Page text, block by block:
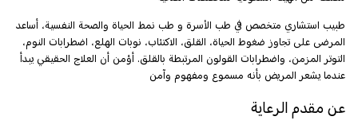
‎طبيب استشاري متخصص في طب الأسرة و طب نمط الحياة والصحة النفسية، أساعد
المرضى على تجاوز ضغوط الحياة، القلق، الاكتئاب، نوبات الهلع، اضطرابات النوم،
التوتر المزمن، واضطرابات القولون المرتبطة بالقلق. أؤمن أن العلاج الحقيقي يبدأ
عندما يشعر المريض بأنه مسموع ومفهوم وآمن
عن مقدم الرعاية